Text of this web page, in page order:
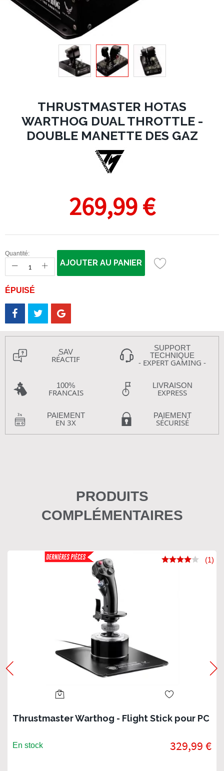
THRUSTMASTER HOTAS
WARTHOG DUAL THROTTLE -
DOUBLE MANETTE DES GAZ
269,99 €
Quantité:
AJOUTER AU PANIER
ÉPUISÉ
SAV
RÉACTIF
SUPPORT
TECHNIQUE
- EXPERT GAMING -
100%
FRANCAIS
LIVRAISON
EXPRESS
PAIEMENT
EN 3X
PAIEMENT
SÉCURISÉ
PRODUITS
COMPLÉMENTAIRES
Thrustmaster Warthog - Flight Stick pour PC
(1)
En stock 329,99 €